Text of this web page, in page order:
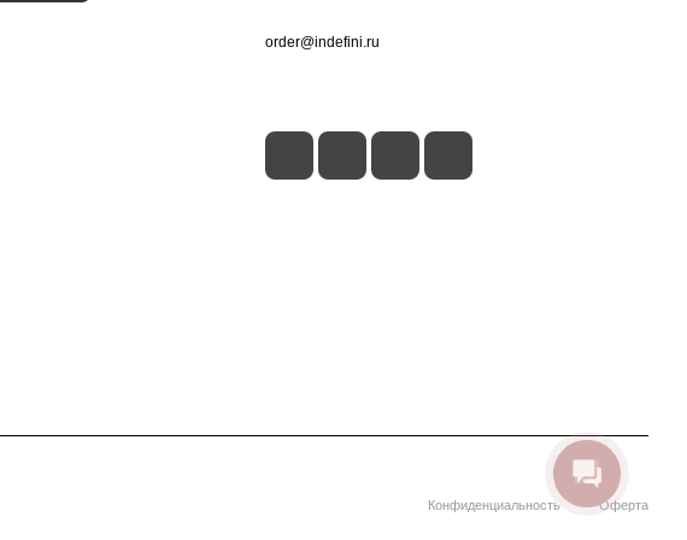
order@indefini.ru
Конфиденциальность Оферта